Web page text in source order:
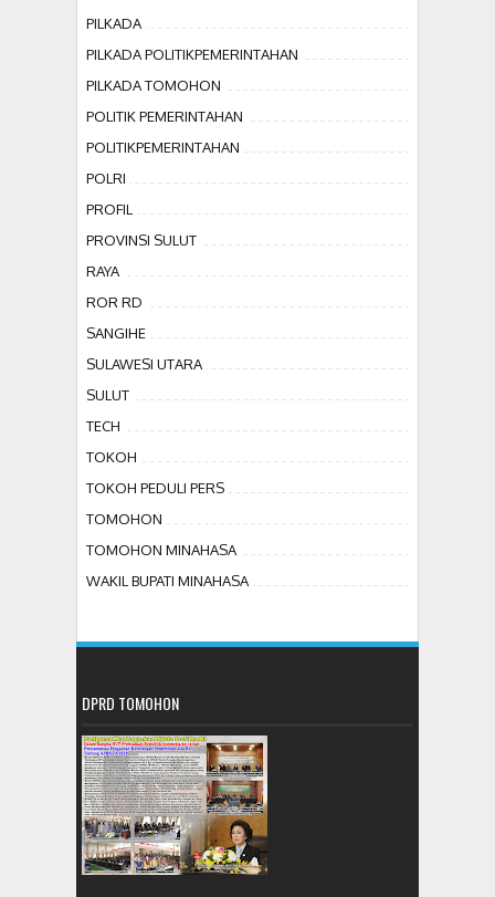
PILKADA
PILKADA POLITIKPEMERINTAHAN
PILKADA TOMOHON
POLITIK PEMERINTAHAN
POLITIKPEMERINTAHAN
POLRI
PROFIL
PROVINSI SULUT
RAYA
ROR RD
SANGIHE
SULAWESI UTARA
SULUT
TECH
TOKOH
TOKOH PEDULI PERS
TOMOHON
TOMOHON MINAHASA
WAKIL BUPATI MINAHASA
DPRD TOMOHON